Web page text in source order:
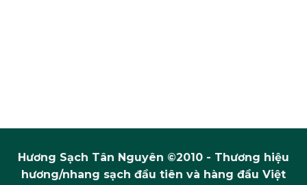
Hương Sạch Tân Nguyên ©2010 - Thương hiệu
hương/nhang sạch đầu tiên và hàng đầu Việt